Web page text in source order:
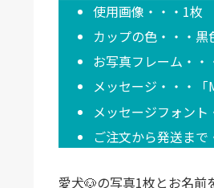
使用画像・・・1枚
カップの色・・・黒
お写真フレーム・
メッセージ・・・「
メッセージフォン
ご注文から発送まで
愛犬🐶の写真1枚とお名前